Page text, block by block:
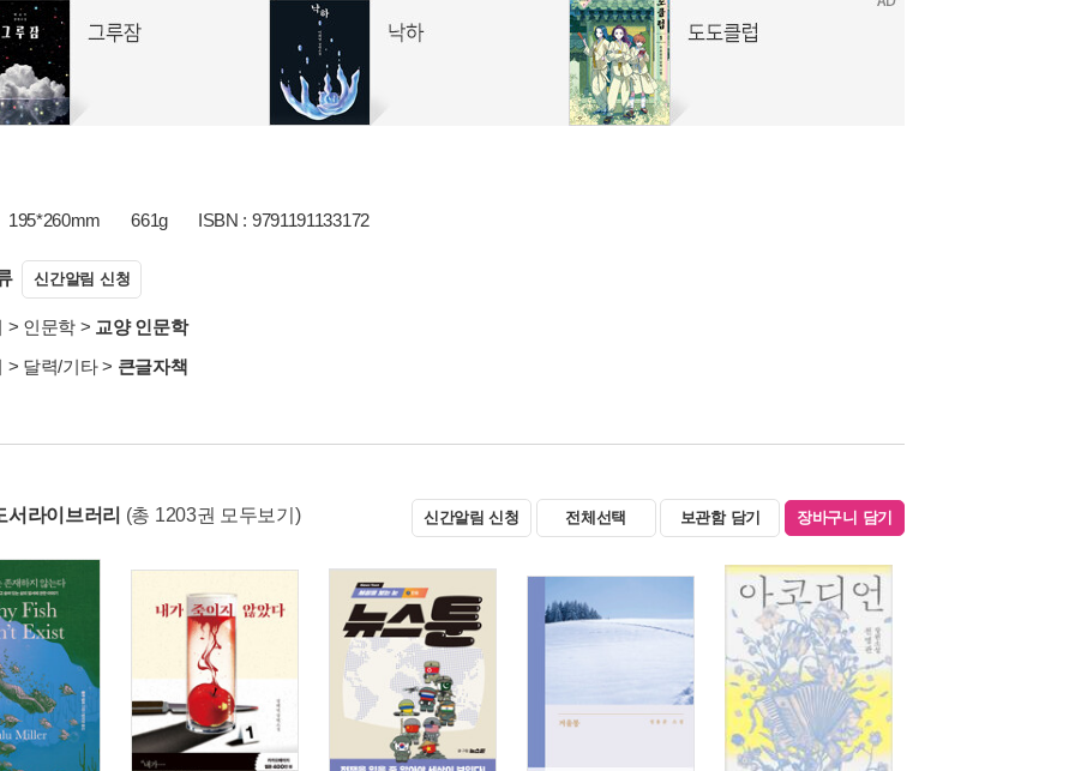
195*260mm 661g ISBN : 9791191133172
신간알림 신청
> 인문학 > 교양 인문학
> 달력/기타> 큰글자책
서라이브러리 (총 1203권 모두보기) 신간알림 신청 전체선택 보관함 담기 장바구니 담기